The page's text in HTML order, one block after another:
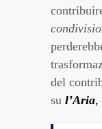
del
su l’Aria,